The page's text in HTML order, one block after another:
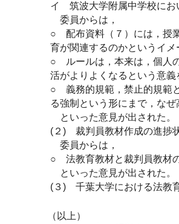
イ 筑波大学附属中学校にお
委員からは，
○ 配布資料（７）には，授
育が関連するのかというイメ
○ ルールは，本来は，個人
活がよりよくなるという意義
○ 義務的規範，禁止的規範
る強制という形にまで，な
といった意見が出された。
(２) 裁判員教材作成の進捗
委員からは，
○ 法教育教材と裁判員教材
といった意見が出された。
(３) 千葉大学における法教
（以上）